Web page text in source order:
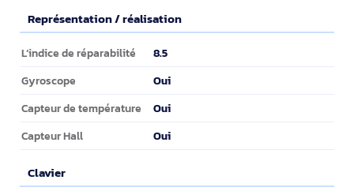
Représentation / réalisation
Représentation / réalisation
L’indice de réparabilité 8.5
Gyroscope Oui
Capteur de température Oui
Capteur Hall Oui
Clavier